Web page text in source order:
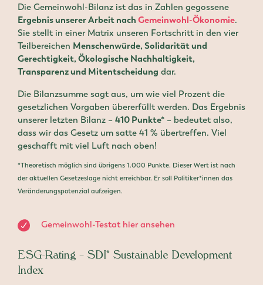
Die Gemeinwohl-Bilanz ist das in Zahlen gegossene
Ergebnis unserer Arbeit nach Gemeinwohl-Ökonomie.
Sie stellt in einer Matrix unseren Fortschritt in den vier
Teilbereichen Menschenwürde, Solidarität und
Gerechtigkeit, Ökologische Nachhaltigkeit,
Transparenz und Mitentscheidung dar.
Die Bilanzsumme sagt aus, um wie viel Prozent die
gesetzlichen Vorgaben übererfüllt werden. Das Ergebnis
unserer letzten Bilanz – 410 Punkte* – bedeutet also,
dass wir das Gesetz um satte 41 % übertreffen. Viel
geschafft mit viel Luft nach oben!
*Theoretisch möglich sind übrigens 1.000 Punkte. Dieser Wert ist nach
der aktuellen Gesetzeslage nicht erreichbar. Er soll Politiker*innen das
Veränderungspotenzial aufzeigen.
Gemeinwohl-Testat hier ansehen
ESG-Rating – SDI* Sustainable Development
Index